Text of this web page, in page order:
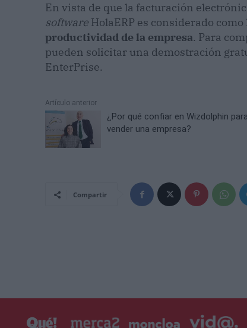
En vista de que la facturación
software HolaERP es considerado como
productividad de la empresa. Para
pueden solicitar una demostración
EnterPrise.
Artículo anterior
¿Por qué confiar en Wizdolphin para
vender una empresa?
Compartir